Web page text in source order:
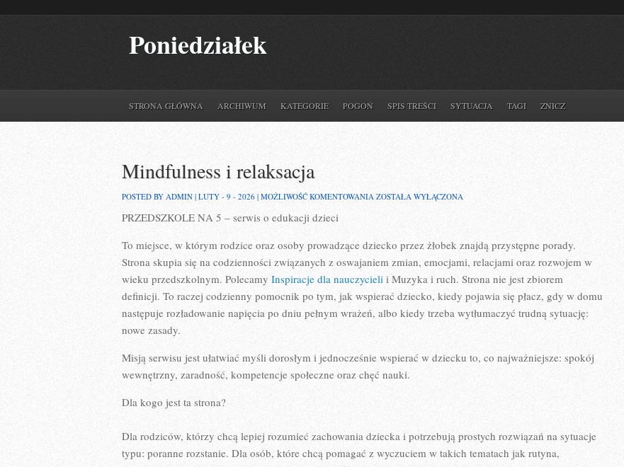
Poniedziałek
STRONA GŁÓWNA ARCHIWUM KATEGORIE POGOŃ SPIS TREŚCI SYTUACJA TAGI ZNICZ
Mindfulness i relaksacja
POSTED BY ADMIN | LUTY - 9 - 2026 | MOŻLIWOŚĆ KOMENTOWANIA MINDFULNESS
ZOSTAŁA WYŁĄCZONA
PRZEDSZKOLE NA 5 – serwis o edukacji dzieci
To miejsce, w którym rodzice oraz osoby prowadzące dziecko przez żłobek znajdą przystępne porady.
Strona skupia się na codzienności związanych z oswajaniem zmian, emocjami, relacjami oraz rozwojem w
wieku przedszkolnym. Polecamy Inspiracje dla nauczycieli i Muzyka i ruch. Strona nie jest zbiorem
definicji. To raczej codzienny pomocnik po tym, jak wspierać dziecko, kiedy pojawia się płacz, gdy w domu
następuje rozładowanie napięcia po dniu pełnym wrażeń, albo kiedy trzeba wytłumaczyć trudną sytuację:
nowe zasady.
Misją serwisu jest ułatwiać myśli dorosłym i jednocześnie wspierać w dziecku to, co najważniejsze: spokój
wewnętrzny, zaradność, kompetencje społeczne oraz chęć nauki.
Dla kogo jest ta strona?
Dla rodziców, którzy chcą lepiej rozumieć zachowania dziecka i potrzebują prostych rozwiązań na sytuacje
typu: poranne rozstanie. Dla osób, które chcą pomagać z wyczuciem w takich tematach jak rutyna,